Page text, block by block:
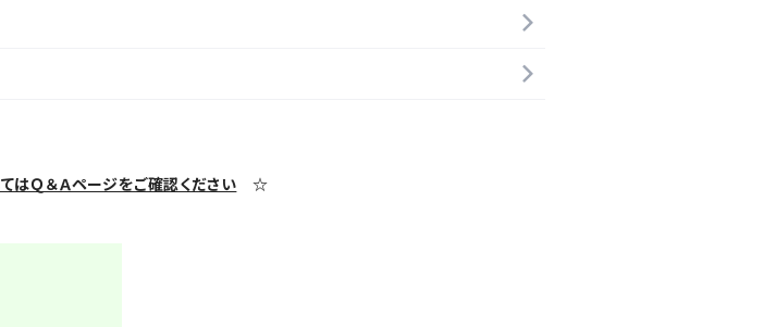
はＱ＆Ａページをご確認ください ☆